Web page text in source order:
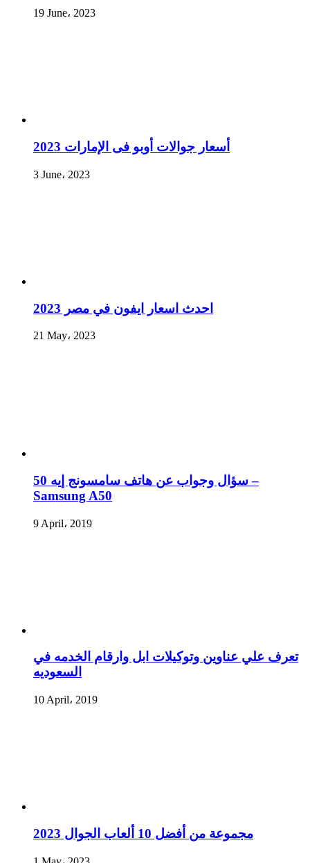
19 June، 2023
أسعار جوالات أوبو فى الإمارات 2023
3 June، 2023
احدث اسعار ايفون في مصر 2023
21 May، 2023
سؤال وجواب عن هاتف سامسونج إيه 50 –
Samsung A50
9 April، 2019
تعرف علي عناوين وتوكيلات ابل وارقام الخدمه في
السعوديه
10 April، 2019
مجموعة من أفضل 10 ألعاب الجوال 2023